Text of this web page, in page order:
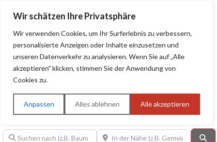
Wir schätzen Ihre Privatsphäre
Wir verwenden Cookies, um Ihr Surferlebnis zu verbessern,
personalisierte Anzeigen oder Inhalte einzusetzen und
unseren Datenverkehr zu analysieren. Wenn Sie auf „Alle
akzeptieren" klicken, stimmen Sie der Anwendung von
Cookies zu.
Anpassen Alles ablehnen Alle akzeptieren
BAUHERRENHILFE.orgQualitätssiegel!
Sie finden hier nur Qualitätsbetriebe, die mit dem DIAMANT,
PLATIN, GOLD, SILBER, ANWÄRTER "Bauherrenhilfe.org-
Qualitätssiegel" ausgezeichnet sind.
Suchen nach (z.B. Baumeister oder Dachdecker)In der Nähe (z.B. Gemeinde Baden)